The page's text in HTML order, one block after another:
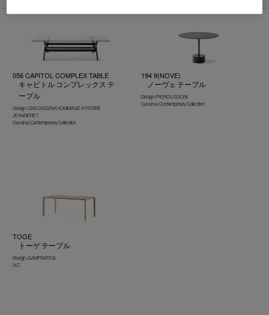
056 CAPITOL COMPLEX TABLE
キャピトル コンプレックス テ
ーブル
Design : CRS CASSINA HOMMAGE Á PIERRE
JEANNERET
Cassina | Contemporary Collection
194 9(NOVE)
ノーヴェ テーブル
Design : PIERO LISSONI
Cassina | Contemporary Collection
TOGE
トーゲ テーブル
Design : GAMFRATESI
IXC